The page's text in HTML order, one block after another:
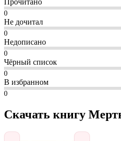
Прочитано
0
Не дочитал
0
Недописано
0
Чёрный список
0
В избранном
0
Скачать книгу